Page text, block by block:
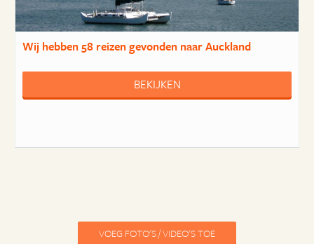
Wij hebben58 reizengevonden naar Auckland
BEKIJKEN
VOEG FOTO'S / VIDEO'S TOE